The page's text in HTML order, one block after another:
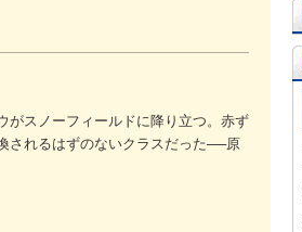
がスノーフィールドに降り立つ。赤ず
されるはずのないクラスだった──原